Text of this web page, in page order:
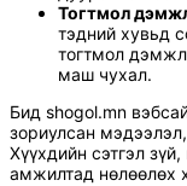
Тогтмол
тэдний хувьд
тогтмол
маш чухал.
Бид shogol.mn
зориулсан
Хүүхдийн сэтгэл
амжилтад нөлөөлөх